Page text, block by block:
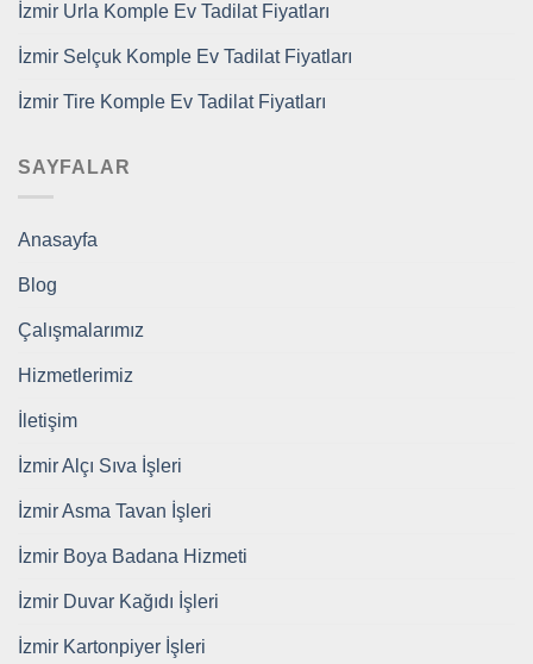
İzmir Urla Komple Ev Tadilat Fiyatları
İzmir Selçuk Komple Ev Tadilat Fiyatları
İzmir Tire Komple Ev Tadilat Fiyatları
SAYFALAR
Anasayfa
Blog
Çalışmalarımız
Hizmetlerimiz
İletişim
İzmir Alçı Sıva İşleri
İzmir Asma Tavan İşleri
İzmir Boya Badana Hizmeti
İzmir Duvar Kağıdı İşleri
İzmir Kartonpiyer İşleri